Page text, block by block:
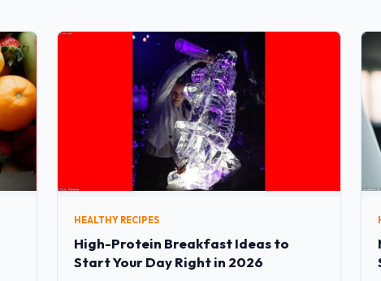
HEALTHY RECIPES
High-Protein Breakfast Ideas to
Start Your Day Right in 2026